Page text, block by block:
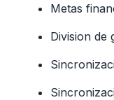
Metas
Division de